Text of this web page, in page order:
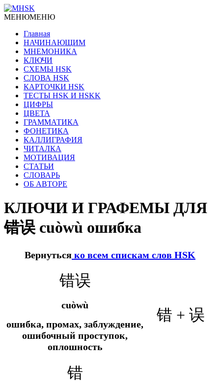
МЕНЮМЕНЮ
Главная
НАЧИНАЮЩИМ
МНЕМОНИКА
КЛЮЧИ
СХЕМЫ HSK
СЛОВА HSK
КАРТОЧКИ HSK
ТЕСТЫ HSK И HSKK
ЦИФРЫ
ЦВЕТА
ГРАММАТИКА
ФОНЕТИКА
КАЛЛИГРАФИЯ
ЧИТАЛКА
МОТИВАЦИЯ
СТАТЬИ
СЛОВАРЬ
ОБ АВТОРЕ
КЛЮЧИ И ГРАФЕМЫ ДЛЯ
错误 cuòwù ошибка
Вернуться ко всем спискам слов HSK
错误
cuòwù
ошибка, промах, заблуждение,
ошибочный проступок,
оплошность
错 + 误
错